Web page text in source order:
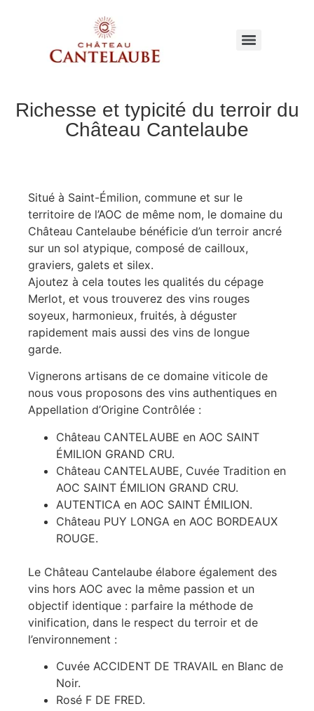
Richesse et typicité du terroir du
Château Cantelaube
Situé à Saint-Émilion, commune et sur le
territoire de l’AOC de même nom, le domaine du
Château Cantelaube bénéficie d’un terroir ancré
sur un sol atypique, composé de cailloux,
graviers, galets et silex.
Ajoutez à cela toutes les qualités du cépage
Merlot, et vous trouverez des vins rouges
soyeux, harmonieux, fruités, à déguster
rapidement mais aussi des vins de longue
garde.
Vignerons artisans de ce domaine viticole de
nous vous proposons des vins authentiques en
Appellation d’Origine Contrôlée :
Château CANTELAUBE en AOC SAINT
ÉMILION GRAND CRU.
Château CANTELAUBE, Cuvée Tradition en
AOC SAINT ÉMILION GRAND CRU.
AUTENTICA en AOC SAINT ÉMILION.
Château PUY LONGA en AOC BORDEAUX
ROUGE.
Le Château Cantelaube élabore également des
vins hors AOC avec la même passion et un
objectif identique : parfaire la méthode de
vinification, dans le respect du terroir et de
l’environnement :
Cuvée ACCIDENT DE TRAVAIL en Blanc de
Noir.
Rosé F DE FRED.